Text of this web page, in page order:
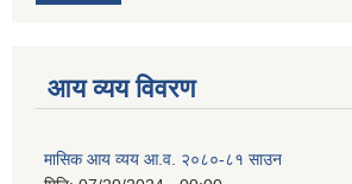
आय व्यय विवरण
मासिक आय व्यय आ.व. २०८०-८१ साउन